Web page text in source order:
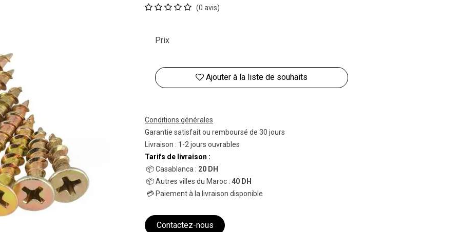
(0 avis)
Ajouter à la liste de souhaits
Prix
Conditions générales
Garantie satisfait ou remboursé de 30 jours
Livraison : 1-2 jours ouvrables
Tarifs de livraison :
📦 Casablanca : 20 DH
📦 Autres villes du Maroc : 40 DH
💳 Paiement à la livraison disponible
Contactez-nous